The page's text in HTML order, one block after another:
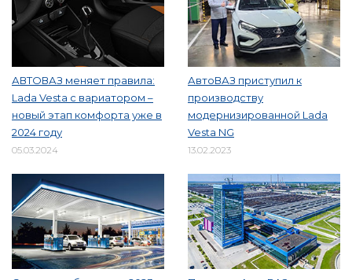
АВТОВАЗ меняет правила:
Lada Vesta с вариатором –
новый этап комфорта уже в
2024 году
05.03.2024
АвтоВАЗ приступил к
производству
модернизированной Lada
Vesta NG
13.02.2023